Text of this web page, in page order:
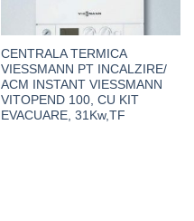
CENTRALA TERMICA
VIESSMANN PT INCALZIRE/
ACM INSTANT VIESSMANN
VITOPEND 100, CU KIT
EVACUARE, 31Kw,TF